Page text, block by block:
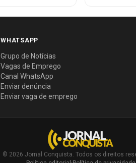
WHATSAPP
Grupo de Notícias
Vagas de Emprego
Canal WhatsApp
Enviar denúncia
Enviar vaga de emprego
© 2026 Jornal Conquista. Todos os direitos